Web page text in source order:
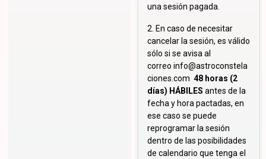
una sesión pagada.
2. En caso de necesitar
cancelar la sesión, es válido
sólo si se avisa al
correoinfo@astroconstela
ciones.com 48 horas (2
días) HÁBILES antes de la
fecha y hora pactadas, en
ese caso se puede
reprogramar la sesión
dentro de las posibilidades
de calendario que tenga el